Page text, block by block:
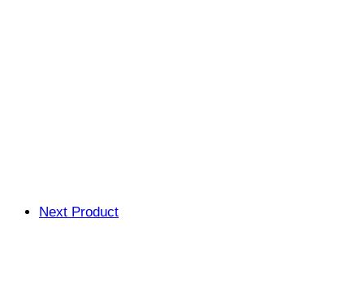
Next Product